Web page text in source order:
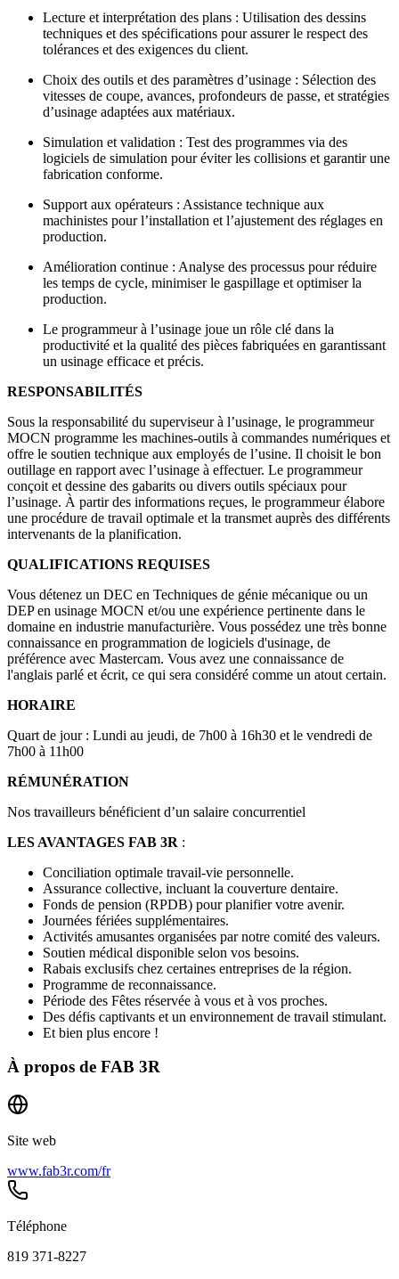
Lecture et interprétation des plans : Utilisation des dessins
techniques et des spécifications pour assurer le respect des
tolérances et des exigences du client.
Choix des outils et des paramètres d’usinage : Sélection des
vitesses de coupe, avances, profondeurs de passe, et stratégies
d’usinage adaptées aux matériaux.
Simulation et validation : Test des programmes via des
logiciels de simulation pour éviter les collisions et garantir une
fabrication conforme.
Support aux opérateurs : Assistance technique aux
machinistes pour l’installation et l’ajustement des réglages en
production.
Amélioration continue : Analyse des processus pour réduire
les temps de cycle, minimiser le gaspillage et optimiser la
production.
Le programmeur à l’usinage joue un rôle clé dans la
productivité et la qualité des pièces fabriquées en garantissant
un usinage efficace et précis.
RESPONSABILITÉS
Sous la responsabilité du superviseur à l’usinage, le programmeur
MOCN programme les machines-outils à commandes numériques et
offre le soutien technique aux employés de l’usine. Il choisit le bon
outillage en rapport avec l’usinage à effectuer. Le programmeur
conçoit et dessine des gabarits ou divers outils spéciaux pour
l’usinage. À partir des informations reçues, le programmeur élabore
une procédure de travail optimale et la transmet auprès des différents
intervenants de la planification.
QUALIFICATIONS REQUISES
Vous détenez un DEC en Techniques de génie mécanique ou un
DEP en usinage MOCN et/ou une expérience pertinente dans le
domaine en industrie manufacturière. Vous possédez une très bonne
connaissance en programmation de logiciels d'usinage, de
préférence avec Mastercam. Vous avez une connaissance de
l'anglais parlé et écrit, ce qui sera considéré comme un atout certain.
HORAIRE
Quart de jour : Lundi au jeudi, de 7h00 à 16h30 et le vendredi de
7h00 à 11h00
RÉMUNÉRATION
Nos travailleurs bénéficient d’un salaire concurrentiel
LES AVANTAGES FAB 3R :
Conciliation optimale travail-vie personnelle.
Assurance collective, incluant la couverture dentaire.
Fonds de pension (RPDB) pour planifier votre avenir.
Journées fériées supplémentaires.
Activités amusantes organisées par notre comité des valeurs.
Soutien médical disponible selon vos besoins.
Rabais exclusifs chez certaines entreprises de la région.
Programme de reconnaissance.
Période des Fêtes réservée à vous et à vos proches.
Des défis captivants et un environnement de travail stimulant.
Et bien plus encore !
À propos de FAB 3R
Site web
www.fab3r.com/fr
Téléphone
819 371-8227